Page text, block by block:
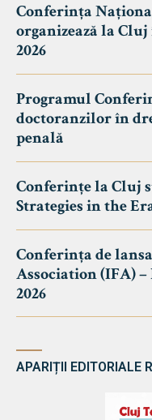
Conferința
organizează la
2026
Programul
doctoranzilor în
penală
Conferințe la Cluj
Strategies in the
Conferința de
Association (IFA) –
2026
APARIȚII EDITORIALE